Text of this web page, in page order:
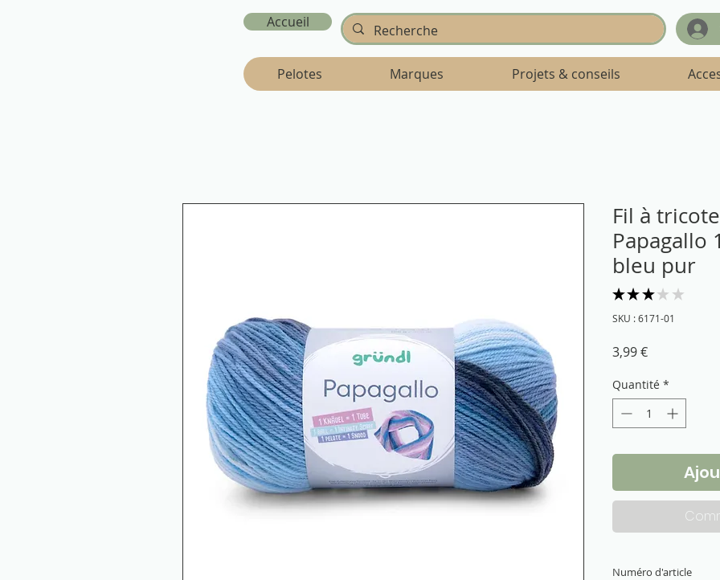
Accueil
Pelotes Marques Projets & conseils
Fil à
Papagallo
bleu pur
★ ★ ★ ★ ★
SKU : 6171-01
3,99 €Prix
Quantité *
Numéro d'article